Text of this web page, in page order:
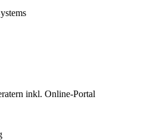
inkl. Online-Portal